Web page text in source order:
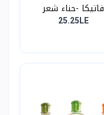
فاتيكا -حناء شعر
25.25LE